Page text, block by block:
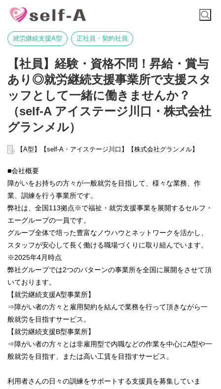
就労継続支援A型 正社員・契約社員
【社員】経験・資格不問！昇給・賞与
あり◎就労継続支援事業所で支援スタ
ッフとして一緒に働きませんか？
（self-A アイステージ川口・株式会社
グランメル）
【A型】【self-A・アイステージ川口】【株式会社グランメル】
■会社概要
障がいをお持ちの方々が一般就労を目指して、様々な業務、作
業、訓練を行う事業所です。
弊社は、全国113拠点※で福祉・就労支援事業を展開するセルフ・
エーグループの一員です。
グループ全体で培った豊富なノウハウとネットワークを活かし、
スタッフが安心して長く働ける職場づくりに取り組んでいます。
※2025年4月時点
弊社グループでは2つのパターンの事業所を全国に展開をさせて頂
いております。
【就労継続支援A型事業所】
⇒障がい者の方々と雇用契約を結んで業務を行って頂きながら一
般就労を目指すサービス。
【就労継続支援B型事業所】
⇒障がい者の方々とは非雇用型で内職などの作業を中心にA型や一
般就労を目指す、または高い工賃を目指すサービス。
利用者さんの日々の訓練をサポートする支援員を募集していま